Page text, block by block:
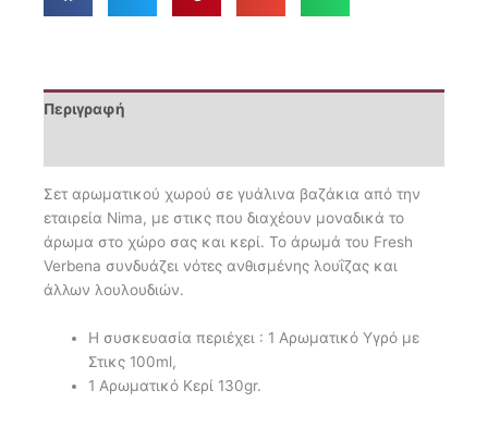
Verbena
Περιγραφή
Σετ αρωματικού χωρού σε γυάλινα βαζάκια από την
εταιρεία Nima, με στικς που διαχέουν μοναδικά το
άρωμα στο χώρο σας και κερί. Το άρωμά του Fresh
Verbena συνδυάζει νότες ανθισμένης λουΐζας και
άλλων λουλουδιών.
Η συσκευασία περιέχει : 1 Αρωματικό Υγρό με
Στικς 100ml,
1 Αρωματικό Κερί 130gr.